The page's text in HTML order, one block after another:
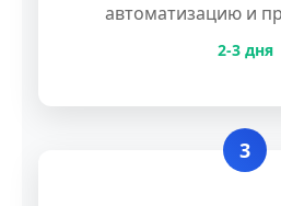
автоматизацию и
2-3 дня
3